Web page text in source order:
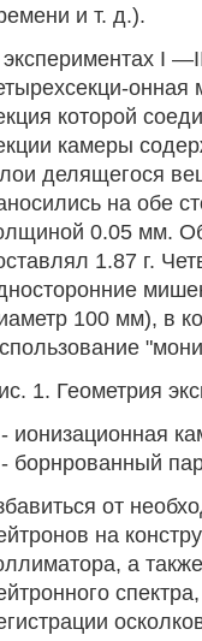
и т. д.).
I
онная
которой
камеры
делящегося
на обе
0.05 мм.
1.87 г.
100 мм), в
1. Геометрия
ионизационная
борнрованный
от
на
а